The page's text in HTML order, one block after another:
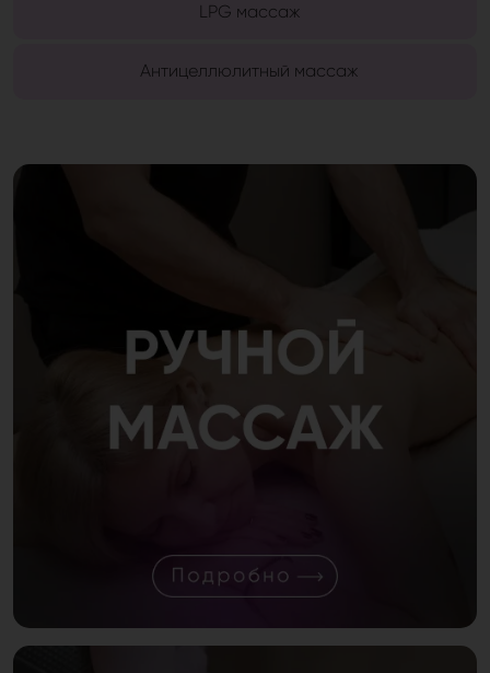
LPG массаж
Антицеллюлитный массаж